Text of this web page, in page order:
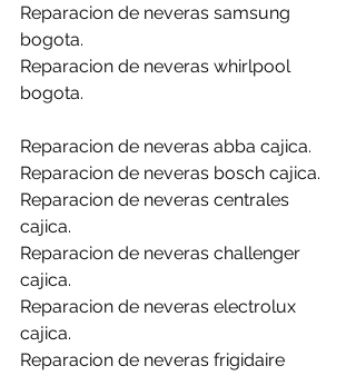
Reparacion de neveras samsung
bogota.
Reparacion de neveras whirlpool
bogota.
Reparacion de neveras abba cajica.
Reparacion de neveras bosch cajica.
Reparacion de neveras centrales
cajica.
Reparacion de neveras challenger
cajica.
Reparacion de neveras electrolux
cajica.
Reparacion de neveras frigidaire